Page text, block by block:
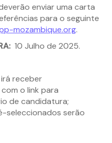
enviar uma carta
para o seguinte
mozambique.org.
10 Julho de 2025.
receber
o link para
de candidatura;
seleccionados serão